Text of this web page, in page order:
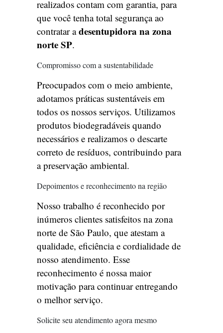
realizados contam com garantia, para
que você tenha total segurança ao
contratar adesentupidora na zona
norte SP.
Compromisso com a sustentabilidade
Preocupados com o meio ambiente,
adotamos práticas sustentáveis em
todos os nossos serviços. Utilizamos
produtos biodegradáveis quando
necessários e realizamos o descarte
correto de resíduos, contribuindo para
a preservação ambiental.
Depoimentos e reconhecimento na região
Nosso trabalho é reconhecido por
inúmeros clientes satisfeitos na zona
norte de São Paulo, que atestam a
qualidade, eficiência e cordialidade de
nosso atendimento. Esse
reconhecimento é nossa maior
motivação para continuar entregando
o melhor serviço.
Solicite seu atendimento agora mesmo